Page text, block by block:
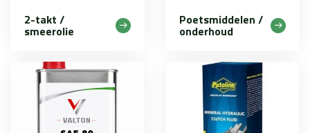
2-takt /
smeerolie
Poetsmiddelen /
onderhoud